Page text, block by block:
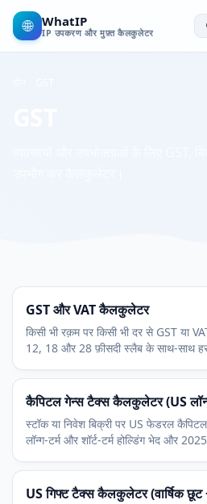
🌐 WhatIP
IP उपकरण और मुफ़्त कैलकुलेटर
GST और VAT कैलकुलेटर
किसी भी रक़म पर किसी भी दर से GST या
12, 18 और 28 फ़ीसदी स्लैब के साथ-साथ
कैपिटल गेन्स टैक्स कैलकुलेटर (US लॉन्ग-
स्टॉक या निवेश बिक्री पर US फेडरल
लॉन्ग-टर्म और शॉर्ट-टर्म होल्डिंग भेद और
US गिफ्ट टैक्स कैलकुलेटर (वार्षिक